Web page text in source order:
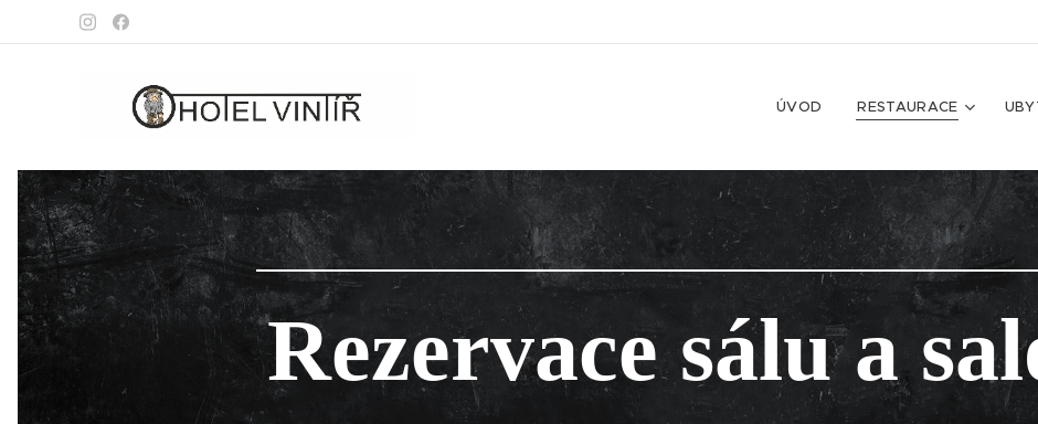
ÚVOD RESTAURACE
Rezervace sálu a